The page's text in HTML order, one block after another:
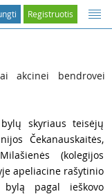
Registruotis
akcinei bendrovei
skyriaus teisėjų
Čekanauskaitės,
(kolegijos
apeliacine rašytinio
pagal ieškovo